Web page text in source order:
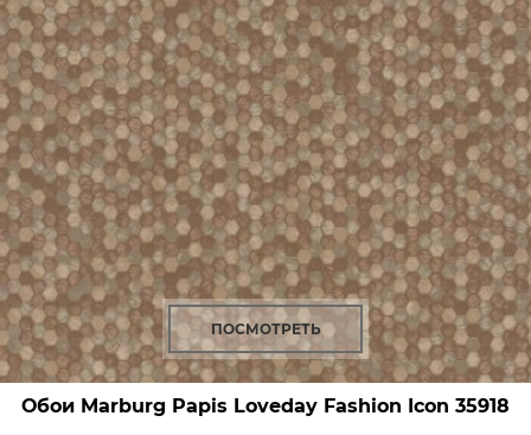
ПОСМОТРЕТЬ
Обои Marburg Papis Loveday Fashion Icon 35918